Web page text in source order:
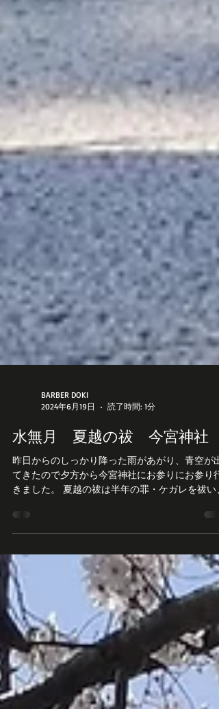
2024年6月19日
読了時間: 1分
水無月 夏越の祓 今宮神社
昨日からのしっかり降った雨があがり、青空が出
きました。 夏越の祓は半年の罪・ケガレを祓い
残り半年の無病息災を祈願する神事。 茅の輪を
花を浮かべた花手水...